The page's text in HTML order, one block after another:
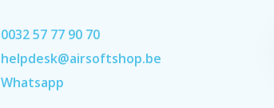
0032 57 77 90 70
helpdesk@airsoftshop.be
Whatsapp